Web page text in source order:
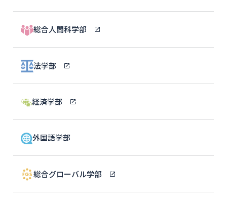
総合人間科学部
法学部
経済学部
外国語学部
総合グローバル学部